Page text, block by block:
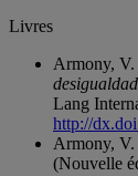
Livres
Armony, V.
Lang
http://
Armony, V.
(Nouvelle